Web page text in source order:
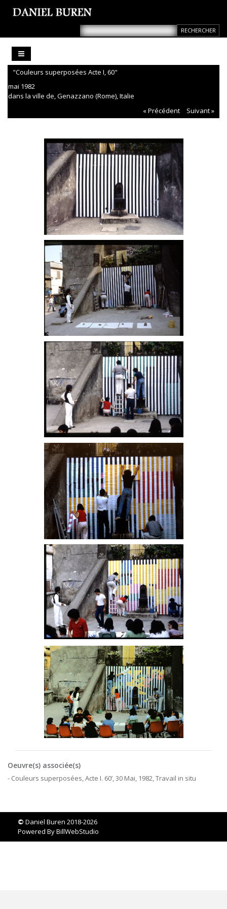
"Couleurs superposées Acte I, 60"
mai 1982
dans la ville de, Genazzano (Rome), Italie
« Précédent
Suivant »
Oeuvre(s) associée(s)
- Couleurs superposées, Acte I. 60’, 30 Mai, 1982, Travail in situ
© Daniel Buren 2018-2026
Powered ByBillWebStudio